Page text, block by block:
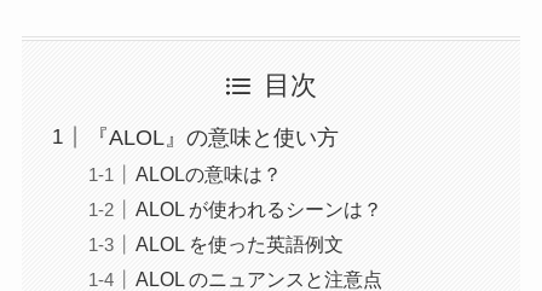
目次
『ALOL』の意味と使い方
ALOLの意味は？
ALOL が使われるシーンは？
ALOL を使った英語例文
ALOL のニュアンスと注意点